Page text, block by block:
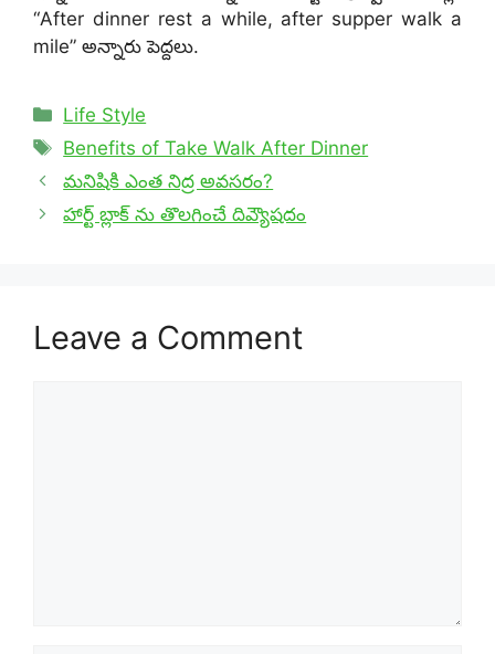
“After dinner rest a while, after supper walk a
mile” అన్నారు పెద్దలు.
Categories
Life Style
Tags
Benefits of Take Walk After Dinner
మనిషికి ఎంత నిద్ర అవసరం?
హార్ట్ బ్లాక్ ను తొలగించే దివ్యౌషదం
Leave a Comment